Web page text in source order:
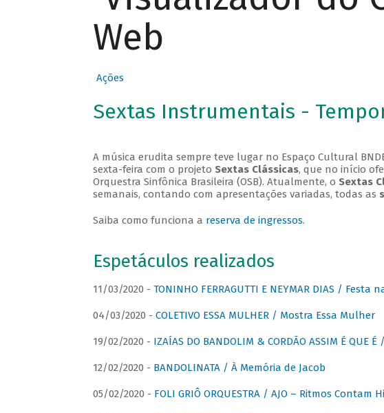
Web
Ações
Sextas Instrumentais -
A música erudita sempre teve lugar no Espaço Cultural
sexta-feira com o projeto Sextas Clássicas, que no início
Orquestra Sinfônica Brasileira (OSB). Atualmente, o Sextas
semanais, contando com apresentações variadas, todas as
Saiba como funciona a reserva de ingressos.
Espetáculos realizados
11/03/2020 - TONINHO FERRAGUTTI E NEYMAR DIAS / Festa
04/03/2020 - COLETIVO ESSA MULHER / Mostra Essa Mulher
19/02/2020 - IZAÍAS DO BANDOLIM & CORDÃO ASSIM É QUE
12/02/2020 - BANDOLINATA / À Memória de Jacob
05/02/2020 - FOLI GRIÔ ORQUESTRA / AJO – Ritmos Contam